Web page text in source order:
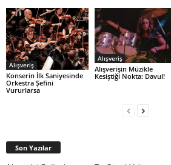
Alışveriş
Konserin İlk Saniyesinde
Orkestra Şefini
Vururlarsa
Alışveriş
Alışverişin Müzikle
Kesiştiği Nokta: Davul!
Son Yazılar